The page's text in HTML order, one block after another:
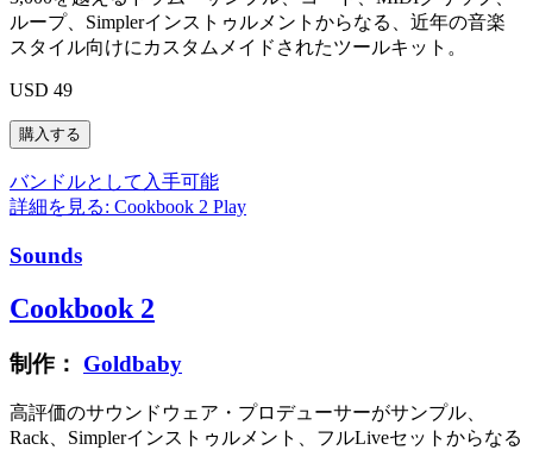
ループ、Simplerインストゥルメントからなる、近年の音楽
スタイル向けにカスタムメイドされたツールキット。
USD 49
バンドルとして入手可能
詳細を見る: Cookbook 2 Play
Sounds
Cookbook 2
制作： Goldbaby
高評価のサウンドウェア・プロデューサーがサンプル、
Rack、Simplerインストゥルメント、フルLiveセットからなる